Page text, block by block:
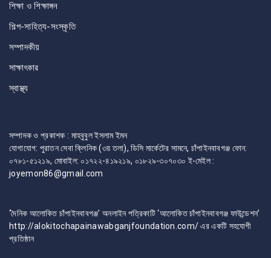
শিক্ষা ও শিক্ষাঙ্গন
শিল্প-সাহিত্য-সংস্কৃতি
সম্পাদকীয়
সাক্ষাৎকার
স্বাস্থ্য
সম্পাদক ও প্রকাশক : মাহবুবুল ইসলাম ইমন
যোগাযোগ: পুরাতন সেবা ক্লিনিক (৩য় তলা), ডিসি মার্কেটের সামনে, চাঁপাইনবাবগঞ্জ ফোন:
০৭৮১-৫১২১৯, মোবাইল: ০১৭২২-৪১৯২১৯, ০১৮২৯-৩০৭০৩০ ই-মেইল :
joyemon86@gmail.com
‘দৈনিক আলোকিত চাঁপাইনবাবগঞ্জ’ অনলাইন পত্রিকাটি ‘আলোকিত চাঁপাইনবাবগঞ্জ ফাউন্ডেশন’
http://alokitochapainawabganjfoundation.com/ এর একটি সহযোগী
প্রতিষ্ঠান